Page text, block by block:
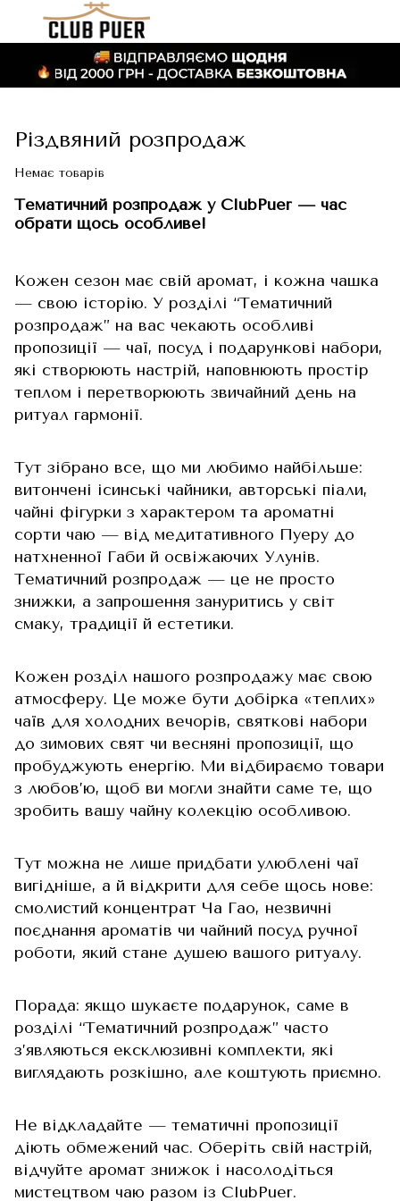
Різдвяний розпродаж
Немає товарів
Тематичний розпродаж у ClubPuer — час
обрати щось особливе!
Кожен сезон має свій аромат, і кожна чашка
— свою історію. У розділі “Тематичний
розпродаж” на вас чекають особливі
пропозиції — чаї, посуд і подарункові набори,
які створюють настрій, наповнюють простір
теплом і перетворюють звичайний день на
ритуал гармонії.
Тут зібрано все, що ми любимо найбільше:
витончені ісинські чайники, авторські піали,
чайні фігурки з характером та ароматні
сорти чаю — від медитативного Пуеру до
натхненної Габи й освіжаючих Улунів.
Тематичний розпродаж — це не просто
знижки, а запрошення зануритись у світ
смаку, традиції й естетики.
Кожен розділ нашого розпродажу має свою
атмосферу. Це може бути добірка «теплих»
чаїв для холодних вечорів, святкові набори
до зимових свят чи весняні пропозиції, що
пробуджують енергію. Ми відбираємо товари
з любов’ю, щоб ви могли знайти саме те, що
зробить вашу чайну колекцію особливою.
Тут можна не лише придбати улюблені чаї
вигідніше, а й відкрити для себе щось нове:
смолистий концентрат Ча Гао, незвичні
поєднання ароматів чи чайний посуд ручної
роботи, який стане душею вашого ритуалу.
Порада: якщо шукаєте подарунок, саме в
розділі “Тематичний розпродаж” часто
з’являються ексклюзивні комплекти, які
виглядають розкішно, але коштують приємно.
Не відкладайте — тематичні пропозиції
діють обмежений час. Оберіть свій настрій,
відчуйте аромат знижок і насолодіться
мистецтвом чаю разом із ClubPuer.